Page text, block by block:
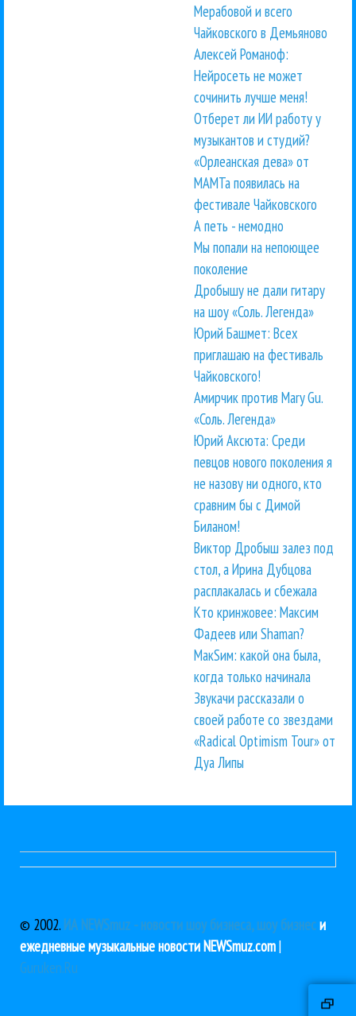
Мерабовой и всего
Чайковского в Демьяново
Алексей Романоф:
Нейросеть не может
сочинить лучше меня!
Отберет ли ИИ работу у
музыкантов и студий?
«Орлеанская дева» от
МАМТа появилась на
фестивале Чайковского
А петь - немодно
Мы попали на непоющее
поколение
Дробышу не дали гитару
на шоу «Соль. Легенда»
Юрий Башмет: Всех
приглашаю на фестиваль
Чайковского!
Амирчик против Mary Gu.
«Соль. Легенда»
Юрий Аксюта: Среди
певцов нового поколения я
не назову ни одного, кто
сравним бы с Димой
Биланом!
Виктор Дробыш залез под
стол, а Ирина Дубцова
расплакалась и сбежала
Кто кринжовее: Максим
Фадеев или Shaman?
МакSим: какой она была,
когда только начинала
Звукачи рассказали о
своей работе со звездами
«Radical Optimism Tour» от
Дуа Липы
© 2002. ИА NEWSmuz - новости шоу бизнеса, шоу бизнеси
ежедневные музыкальные новости NEWSmuz.com|
Guruken.Ru